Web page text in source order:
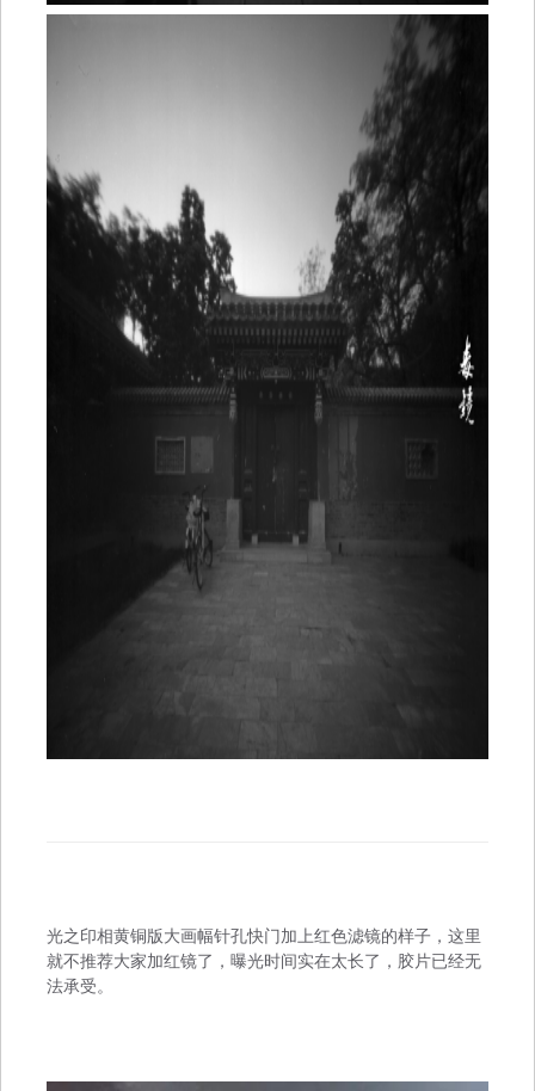
光之印相黄铜版大画幅针孔快门加上红色滤镜的样子，这里
就不推荐大家加红镜了，曝光时间实在太长了，胶片已经无
法承受。